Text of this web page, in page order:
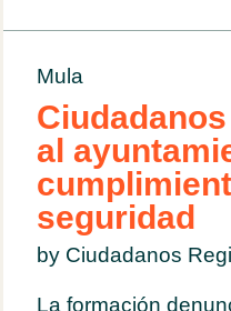
Mula
al
seguridad
by Ciudadanos
La formación